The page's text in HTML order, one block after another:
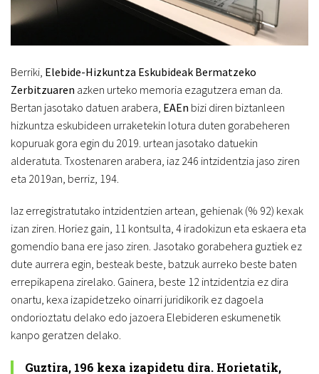
Berriki, Elebide-Hizkuntza Eskubideak Bermatzeko
Zerbitzuaren azken urteko memoria ezagutzera eman da.
Bertan jasotako datuen arabera, EAEn bizi diren biztanleen
hizkuntza eskubideen urraketekin lotura duten gorabeheren
kopuruak gora egin du 2019. urtean jasotako datuekin
alderatuta. Txostenaren arabera, iaz 246 intzidentzia jaso ziren
eta 2019an, berriz, 194.
Iaz erregistratutako intzidentzien artean, gehienak (% 92) kexak
izan ziren. Horiez gain, 11 kontsulta, 4 iradokizun eta eskaera eta
gomendio bana ere jaso ziren. Jasotako gorabehera guztiek ez
dute aurrera egin, besteak beste, batzuk aurreko beste baten
errepikapena zirelako. Gainera, beste 12 intzidentzia ez dira
onartu, kexa izapidetzeko oinarri juridikorik ez dagoela
ondorioztatu delako edo jazoera Elebideren eskumenetik
kanpo geratzen delako.
Guztira, 196 kexa izapidetu dira. Horietatik,